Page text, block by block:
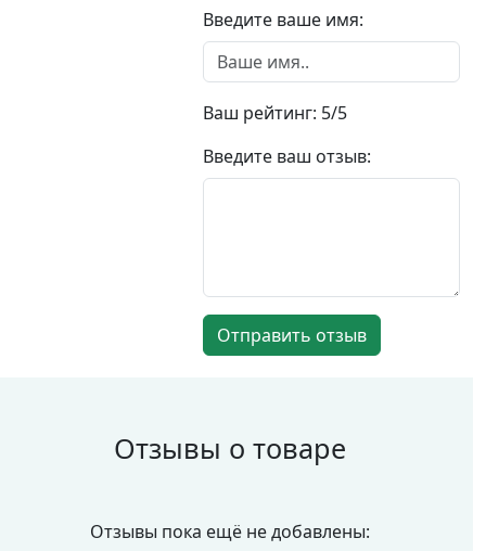
Введите ваше имя:
Ваш рейтинг: 5/5
Введите ваш отзыв:
Отправить отзыв
Отзывы о товаре
Отзывы пока ещё не добавлены: